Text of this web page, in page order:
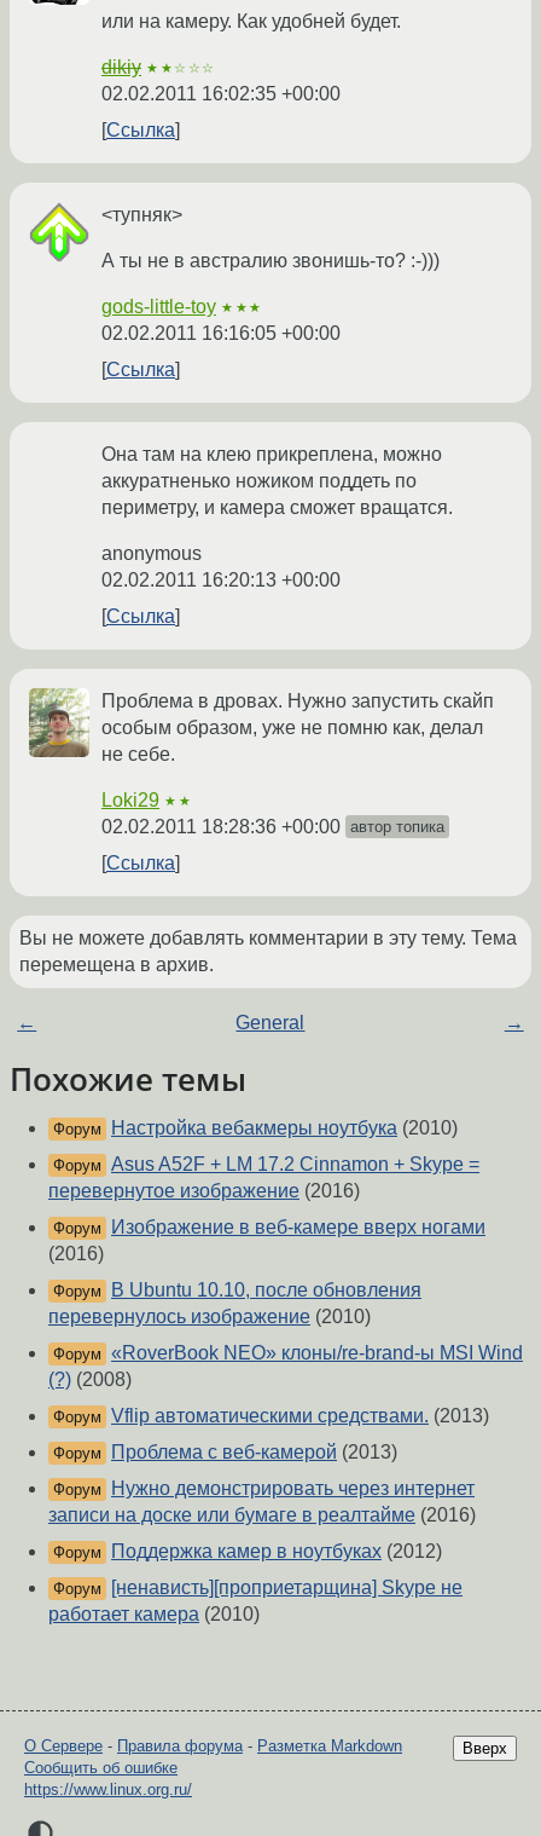
или на камеру. Как удобней будет.
dikiy ★★☆☆☆
02.02.2011 16:02:35 +00:00
Ссылка
<тупняк>
А ты не в австралию звонишь-то? :-)))
gods-little-toy ★★★
02.02.2011 16:16:05 +00:00
Ссылка
Она там на клею прикреплена, можно
аккуратненько ножиком поддеть по
периметру, и камера сможет вращатся.
anonymous
02.02.2011 16:20:13 +00:00
Ссылка
Проблема в дровах. Нужно запустить скайп
особым образом, уже не помню как, делал
не себе.
Loki29 ★★
02.02.2011 18:28:36 +00:00 автор топика
Ссылка
Вы не можете добавлять комментарии в эту тему. Тема
перемещена в архив.
← General →
Похожие темы
Форум Настройка вебакмеры ноутбука (2010)
Форум Asus A52F + LM 17.2 Cinnamon + Skype =
перевернутое изображение (2016)
Форум
Изображение в веб-камере вверх ногами
(2016)
Форум
В Ubuntu 10.10, после обновления
перевернулось изображение (2010)
Форум «RoverBook NEO» клоны/re-brand-ы MSI Wind
(?) (2008)
Форум Vflip автоматическими средствами. (2013)
Форум Проблема с веб-камерой (2013)
Форум
Нужно демонстрировать через интернет
записи на доске или бумаге в реалтайме (2016)
Форум Поддержка камер в ноутбуках (2012)
Форум
[ненависть][проприетарщина] Skype не
работает камера (2010)
Вверх
О Сервере - Правила форума- Разметка Markdown
Сообщить об ошибке
https://www.linux.org.ru/